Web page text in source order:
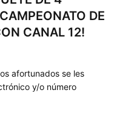
DE
CANAL 12!
afortunados se les
y/o número